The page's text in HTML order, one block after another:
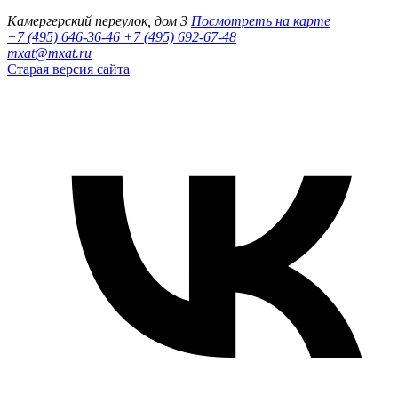
Камергерский переулок, дом 3 Посмотреть на карте
+7 (495) 646-36-46 +7 (495) 692-67-48‬
mxat@mxat.ru
Старая версия сайта